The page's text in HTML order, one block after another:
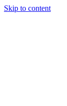
Skip to content